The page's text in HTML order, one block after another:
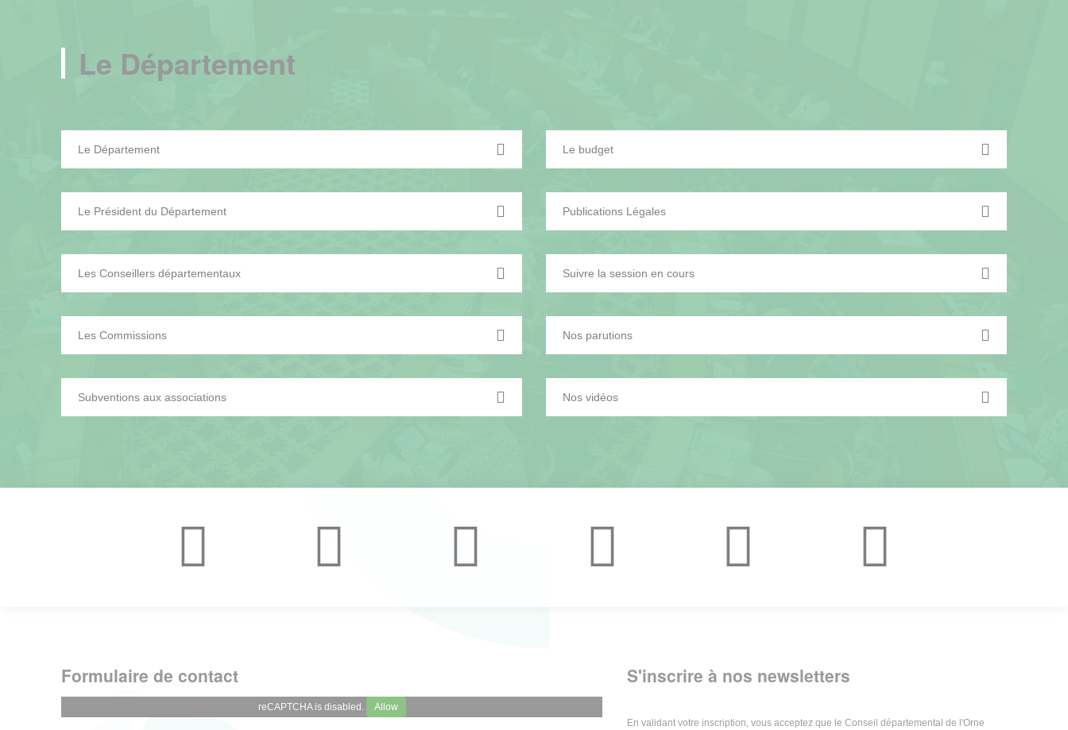
Le Département
Le Département Le budget
Le Président du Département Publications Légales
Les Conseillers départementaux Suivre la session en cours
Les Commissions Nos parutions
Subventions aux associations Nos vidéos
Formulaire de contact
reCAPTCHA is disabled. Allow
S'inscrire à nos newsletters
En validant votre inscription, vous acceptez que le Conseil départemental de l'Orne